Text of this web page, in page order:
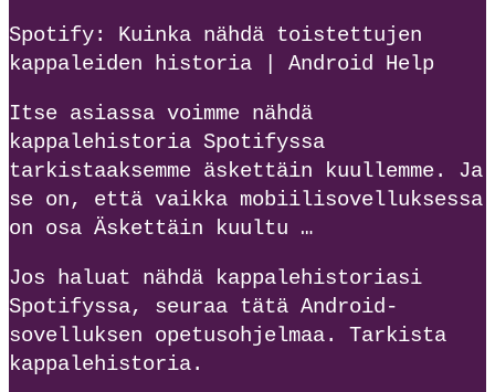
Spotify: Kuinka nähdä toistettujen
kappaleiden historia | Android Help
Itse asiassa voimme nähdä
kappalehistoria Spotifyssa
tarkistaaksemme äskettäin kuullemme. Ja
se on, että vaikka mobiilisovelluksessa
on osa Äskettäin kuultu …
Jos haluat nähdä kappalehistoriasi
Spotifyssa, seuraa tätä Android-
sovelluksen opetusohjelmaa. Tarkista
kappalehistoria.